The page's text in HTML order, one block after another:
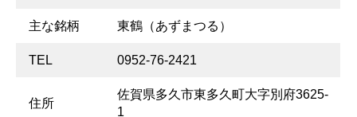
主な銘柄 東鶴（あずまつる）
TEL 0952-76-2421
住所
佐賀県多久市東多久町大字別府3625-
1